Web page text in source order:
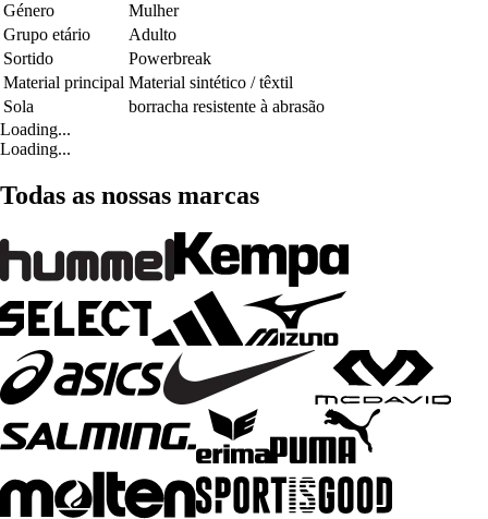
Género
Mulher
Grupo etário
Adulto
Sortido
Powerbreak
Material principal Material sintético / têxtil
Sola
borracha resistente à abrasão
Loading...
Loading...
Todas as nossas marcas